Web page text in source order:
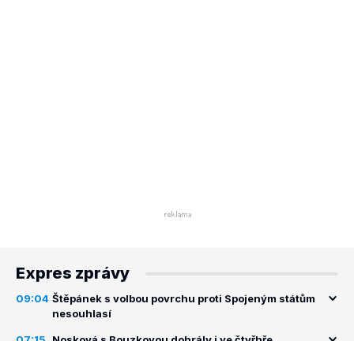
Expres zprávy
09:04 Štěpánek s volbou povrchu proti Spojeným státům
nesouhlasí